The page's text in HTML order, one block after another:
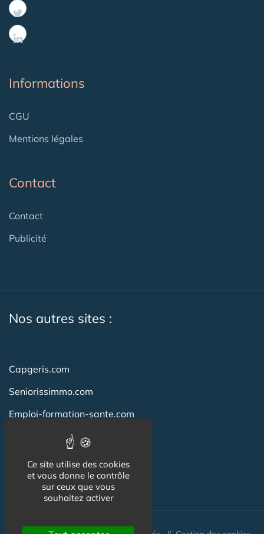
Informations
CGU
Mentions légales
Contact
Contact
Publicité
Nos autres sites :
Capgeris.com
Seniorissimmo.com
Emploi-formation-sante.com
Creche-et-naissance.com
Co-Living & Co-Working
Ce site utilise des cookies
et vous donne le contrôle
sur ceux que vous
souhaitez activer